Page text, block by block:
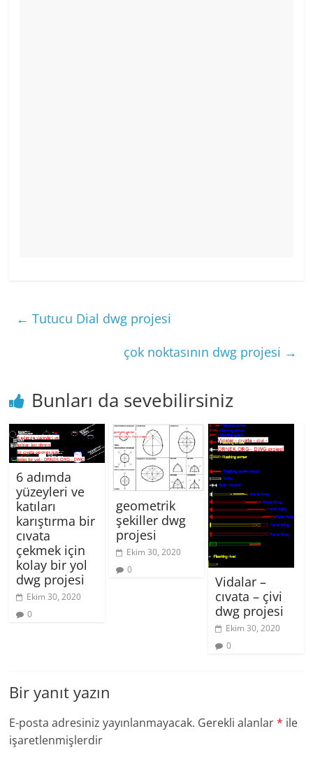
← Tutucu Dial dwg projesi
çok noktasının dwg projesi →
Bunları da sevebilirsiniz
6 adımda
yüzeyleri ve
katıları
karıştırma bir
cıvata
çekmek için
kolay bir yol
dwg projesi
Ekim 30, 2020
0
geometrik
şekiller dwg
projesi
Ekim 30, 2020
0
Vidalar –
cıvata – çivi
dwg projesi
Ekim 30, 2020
0
Bir yanıt yazın
E-posta adresiniz yayınlanmayacak. Gerekli alanlar* ile
işaretlenmişlerdir